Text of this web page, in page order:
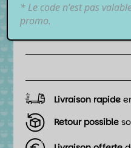
Livraison rapide
Retour possible
* Le code n’est pas
promo.